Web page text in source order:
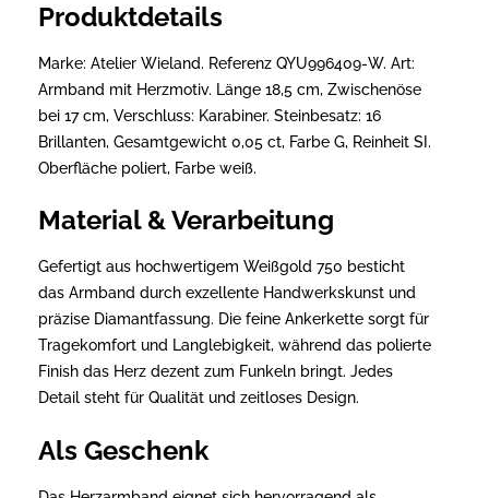
Produktdetails
Marke: Atelier Wieland. Referenz QYU996409-W. Art:
Armband mit Herzmotiv. Länge 18,5 cm, Zwischenöse
bei 17 cm, Verschluss: Karabiner. Steinbesatz: 16
Brillanten, Gesamtgewicht 0,05 ct, Farbe G, Reinheit SI.
Oberfläche poliert, Farbe weiß.
Material & Verarbeitung
Gefertigt aus hochwertigem Weißgold 750 besticht
das Armband durch exzellente Handwerkskunst und
präzise Diamantfassung. Die feine Ankerkette sorgt für
Tragekomfort und Langlebigkeit, während das polierte
Finish das Herz dezent zum Funkeln bringt. Jedes
Detail steht für Qualität und zeitloses Design.
Als Geschenk